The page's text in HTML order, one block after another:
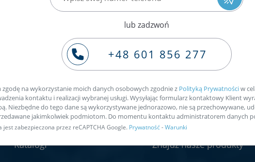
produkcji
Kod
(oznaczenie)
Numer
66 08-13 - CAYB
1.6 TDI 105 07-12 CLNA
Katalogi Znajdź nasze produkty
lub zadzwoń
+48 601 856 277
zgodę na wykorzystanie moich danych osobowych zgodnie z Polityką Prywatnościw
kontaktu i realizacji wybranej usługi. Wysyłając formularz kontaktowy Klient
Niezbędne do tego dane są wykorzystywane jednorazowo, nie są przechowywane,
jakimkolwiek podmiotom. Do momentu kontaktu administratorem danych
jest zabezpieczona przez reCAPTCHA Google. Prywatność-Warunki